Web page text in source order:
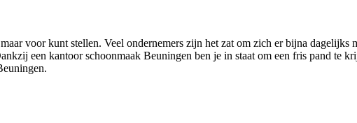
voor kunt stellen. Veel ondernemers zijn het zat om zich er bijna
een kantoor schoonmaak Beuningen ben je in staat om een fris pand te